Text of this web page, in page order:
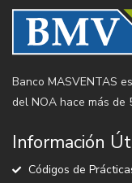
Banco MASVENTAS
del NOA hace más de
Información
Códigos de